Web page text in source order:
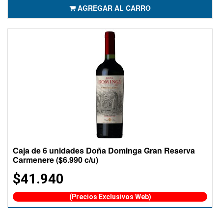
AGREGAR AL CARRO
Caja de 6 unidades Doña Dominga Gran Reserva
Carmenere ($6.990 c/u)
$41.940
(Precios Exclusivos Web)